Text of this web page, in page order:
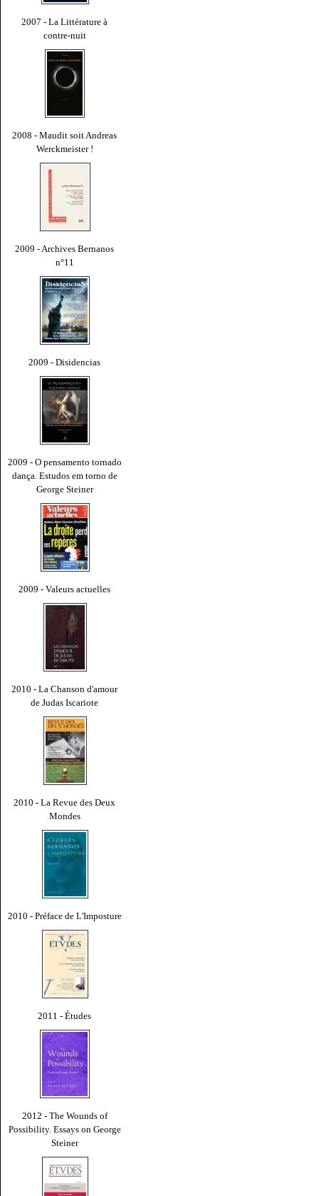
2007 - La Littérature à
contre-nuit
2008 - Maudit soit Andreas
Werckmeister !
2009 - Archives Bernanos
n°11
2009 - Disidencias
2009 - O pensamento tornado
dança. Estudos em torno de
George Steiner
2009 - Valeurs actuelles
2010 - La Chanson d'amour
de Judas Iscariote
2010 - La Revue des Deux
Mondes
2010 - Préface de L'Imposture
2011 - Études
2012 - The Wounds of
Possibility. Essays on George
Steiner